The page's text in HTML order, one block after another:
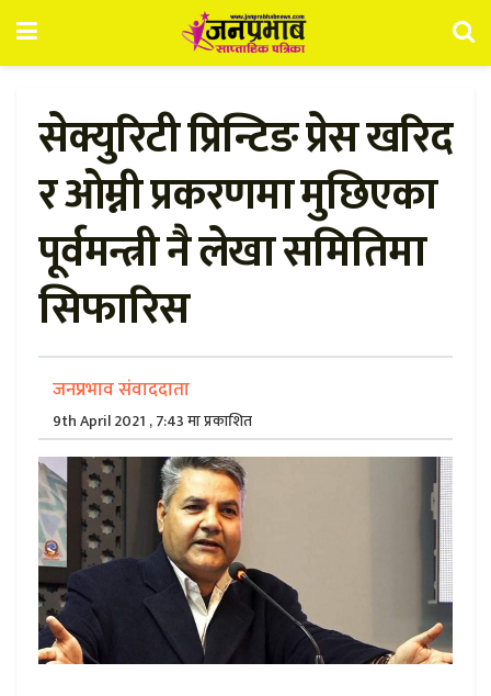
सेक्युरिटी प्रिन्टिङ प्रेस खरिद
र ओम्नी प्रकरणमा मुछिएका
पूर्वमन्त्री नै लेखा समितिमा
सिफारिस
जनप्रभाव संवाददाता
9th April 2021 , 7:43 मा प्रकाशित